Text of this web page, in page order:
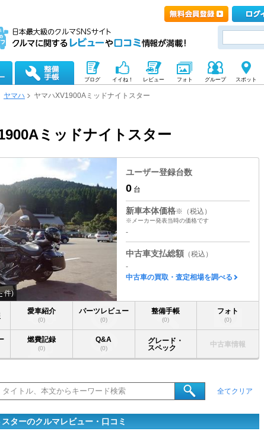
ブログ イイね！ レビュー フォト グループ スポット
ヤマハ ヤマハXV1900Aミッドナイトスター
ミッドナイトスター
-件)
ユーザー登録台数
0 台
新車本体価格※（税込）
※メーカー発表当時の価格です
-
中古車支払総額 （税込）
-
中古車の買取・査定相場を調べる
愛車紹介
(0)
パーツレビュー
(0)
整備手帳
(0)
フォト
(0)
燃費記録
(0)
Q&A
(0)
グレード・
スペック
中古車情報
全てクリア
ターのクルマレビュー・口コミ